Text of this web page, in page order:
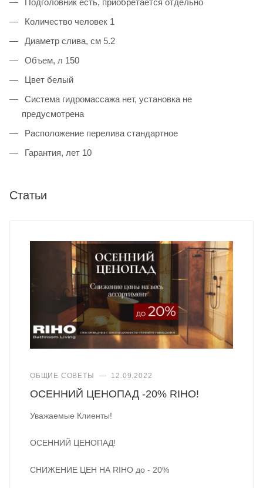
Подголовник есть, приобретается отдельно
Количество человек 1
Диаметр слива, см 5.2
Объем, л 150
Цвет белый
Система гидромассажа нет, установка не
предусмотрена
Расположение перелива стандартное
Гарантия, лет 10
Статьи
ОБЩИЕ СОВЕТЫ — 12.09.2022
ОСЕННИЙ ЦЕНОПАД -20% RIHO!
Уважаемые Клиенты!
ОСЕННИЙ ЦЕНОПАД!
СНИЖЕНИЕ ЦЕН НА RIHO до - 20%